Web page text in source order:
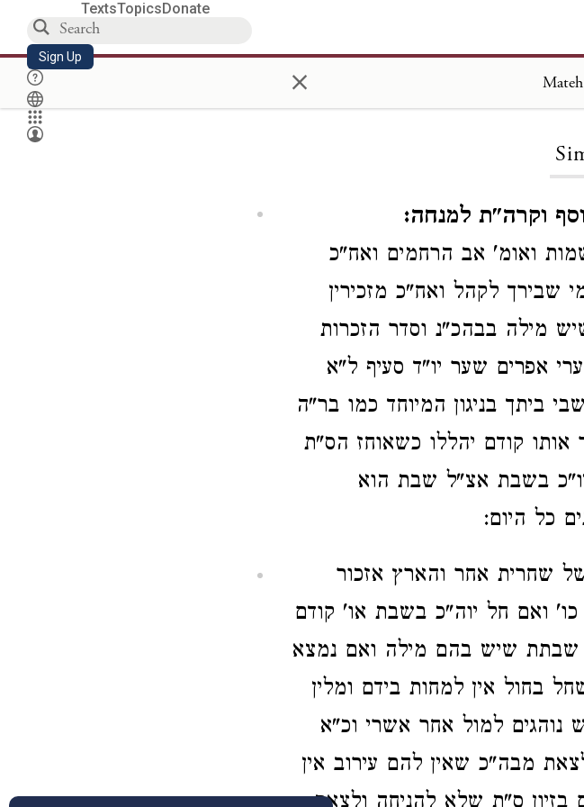
TextsTopicsDonate
Sign Up ×
וקרה"ת למנחה:
ואומ' אב הרחמים ואח"כ
שבירך לקהל ואח"כ מזכירין
מילה בבהכ"נ וסדר הזכרות
אפרים שער יו"ד סעיף ל"א
ביתך בניגון המיוחד כמו בר"ה
קודם יהללו כשאוחז הס"ת
בשבת אצ"ל שבת הוא
כל היום:
שחרית אחר והארץ אזכור
ואם חל יוה"כ בשבת או' קודם
שבתת שיש בהם מילה ואם נמצא
בחול אין למחות בידם ומלין
נוהגים למול אחר אשרי וכ"א
מבה"כ שאין להם עירוב אין